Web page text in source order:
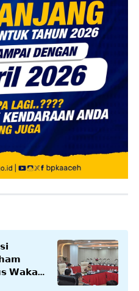
𝗪𝗮𝗸𝗮𝗳